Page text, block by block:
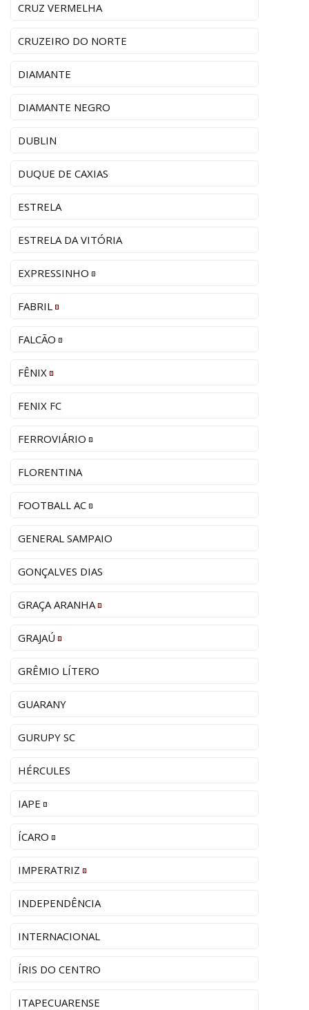
CRUZ VERMELHA
CRUZEIRO DO NORTE
DIAMANTE
DIAMANTE NEGRO
DUBLIN
DUQUE DE CAXIAS
ESTRELA
ESTRELA DA VITÓRIA
EXPRESSINHO
FABRIL
FALCÃO
FÊNIX
FENIX FC
FERROVIÁRIO
FLORENTINA
FOOTBALL AC
GENERAL SAMPAIO
GONÇALVES DIAS
GRAÇA ARANHA
GRAJAÚ
GRÊMIO LÍTERO
GUARANY
GURUPY SC
HÉRCULES
IAPE
ÍCARO
IMPERATRIZ
INDEPENDÊNCIA
INTERNACIONAL
ÍRIS DO CENTRO
ITAPECUARENSE